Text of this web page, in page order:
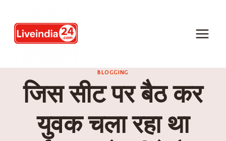
BLOGGING
जिस सीट पर बैठ कर
युवक चला रहा था